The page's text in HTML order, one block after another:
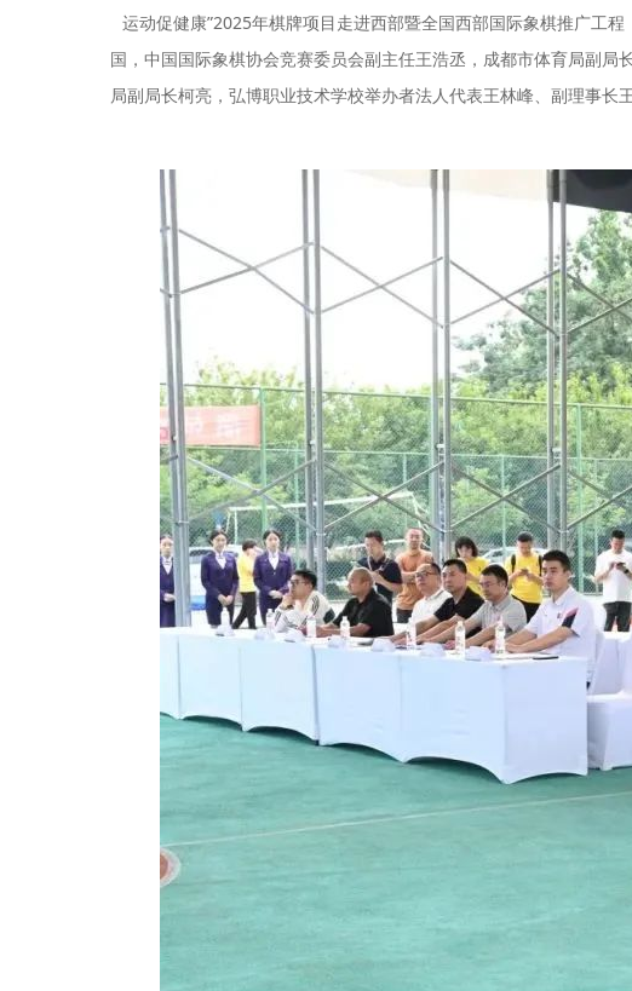
运动促健康”2025年棋牌项目走进西部暨全国西部国际象棋推广工
国，中国国际象棋协会竞赛委员会副主任王浩丞，成都市体育局副
局副局长柯亮，弘博职业技术学校举办者法人代表王林峰、副理事